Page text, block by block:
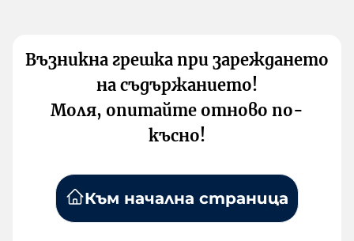
Възникна грешка при зареждането
на съдържанието!
Моля, опитайте отново по-
късно!
Към начална страница